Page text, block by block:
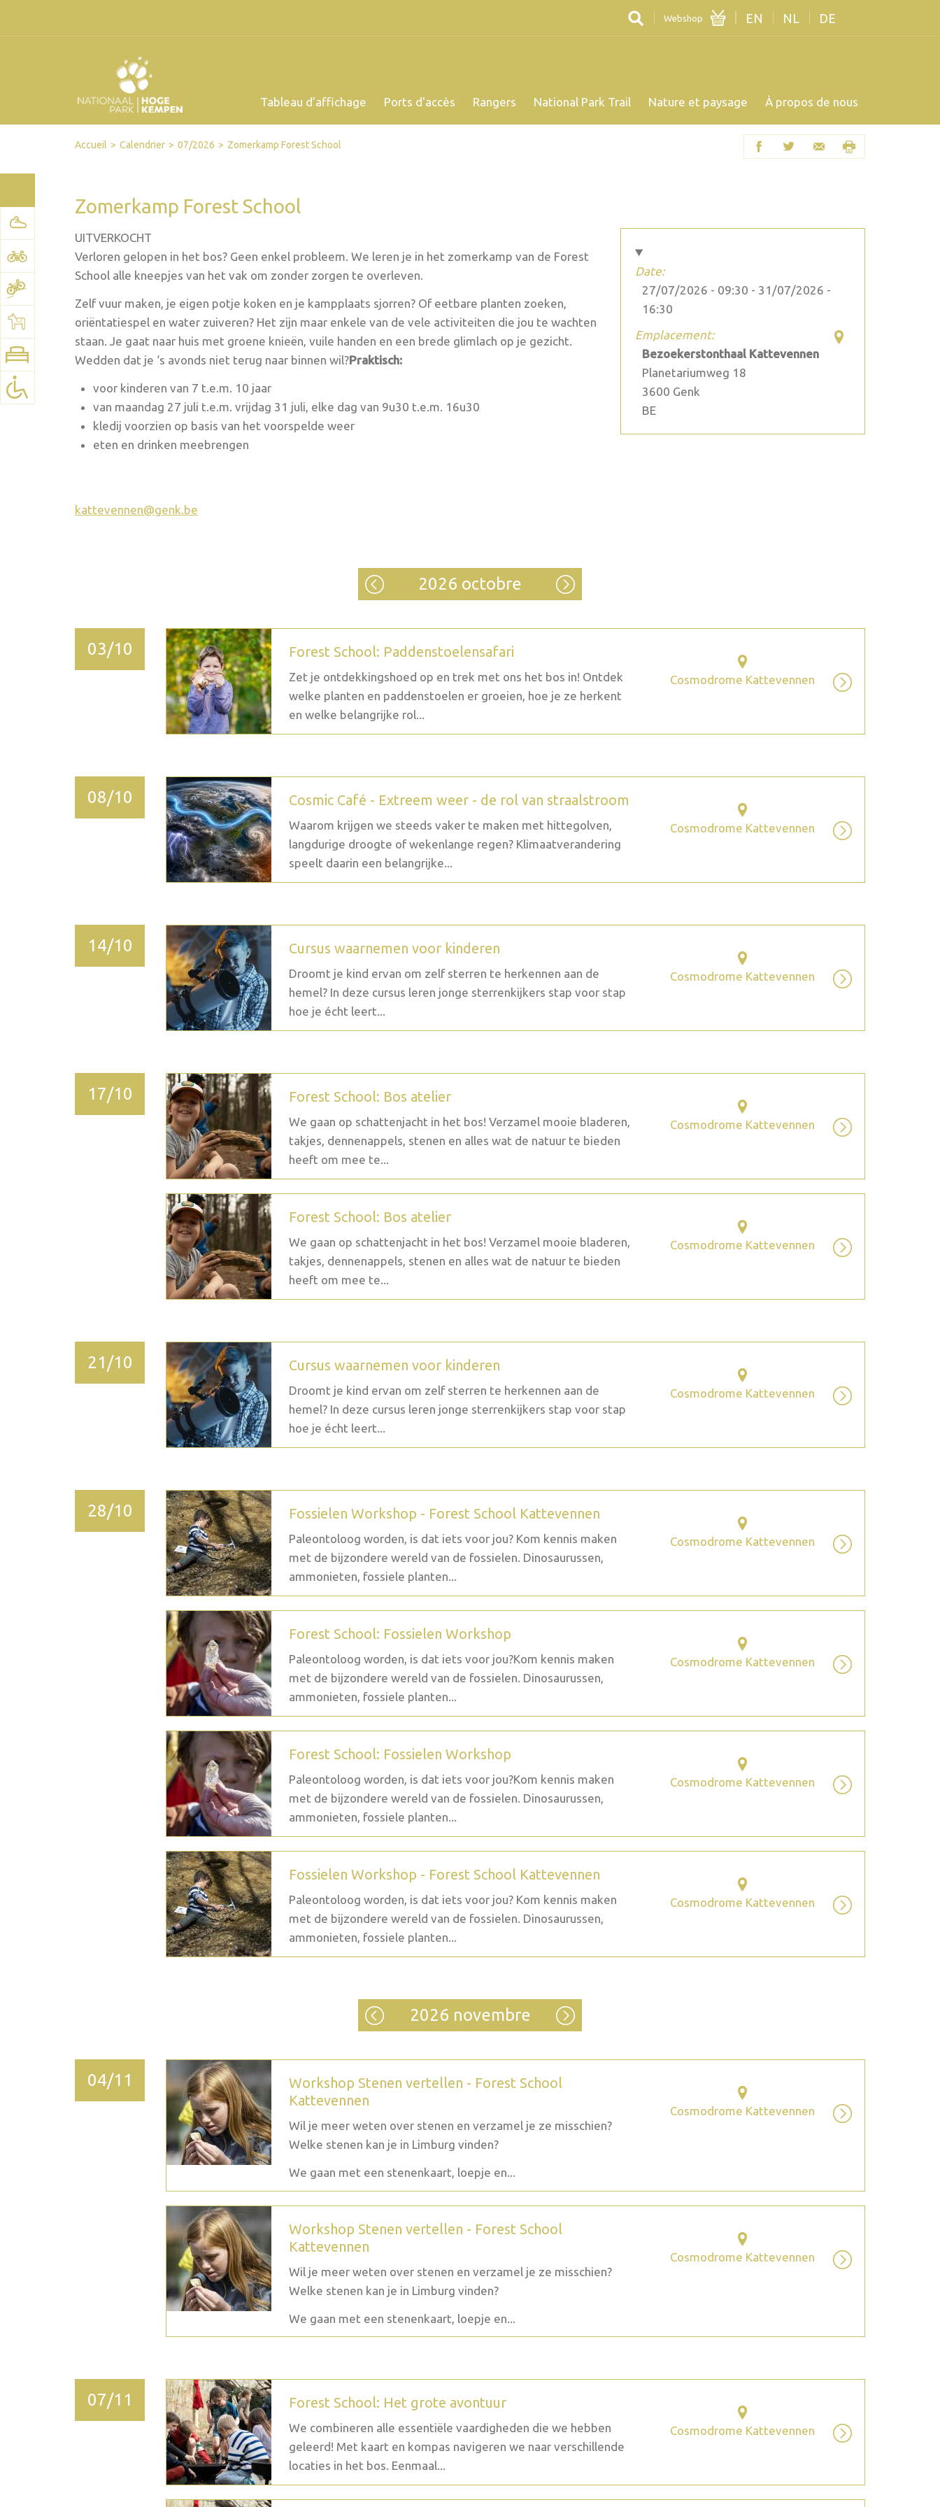
Webshop EN NL DE
Tableau d’affichage Ports d'accès Rangers National Park Trail Nature et paysage À propos de nous
Facebook
TwitterSend by email
Printer-friendly version
Accueil Calendrier 07/2026 Zomerkamp Forest School
Zomerkamp Forest School
Date:
27/07/2026 - 09:30 - 31/07/2026 -
16:30
Emplacement:
Voir la carte:
Google Maps
Bezoekerstonthaal Kattevennen
Planetariumweg 18
3600 Genk
BE
UITVERKOCHT
Verloren gelopen in het bos? Geen enkel probleem. We leren je in het zomerkamp van de Forest
School alle kneepjes van het vak om zonder zorgen te overleven.
Zelf vuur maken, je eigen potje koken en je kampplaats sjorren? Of eetbare planten zoeken,
oriëntatiespel en water zuiveren? Het zijn maar enkele van de vele activiteiten die jou te wachten
staan. Je gaat naar huis met groene knieën, vuile handen en een brede glimlach op je gezicht.
Wedden dat je ‘s avonds niet terug naar binnen wil?Praktisch:
voor kinderen van 7 t.e.m. 10 jaar
van maandag 27 juli t.e.m. vrijdag 31 juli, elke dag van 9u30 t.e.m. 16u30
kledij voorzien op basis van het voorspelde weer
eten en drinken meebrengen
kattevennen@genk.be
2026 octobre
03/10 Forest School: Paddenstoelensafari
Zet je ontdekkingshoed op en trek met ons het bos in! Ontdek
welke planten en paddenstoelen er groeien, hoe je ze herkent
en welke belangrijke rol...
Cosmodrome Kattevennen
08/10 Cosmic Café - Extreem weer - de rol van straalstroom
Waarom krijgen we steeds vaker te maken met hittegolven,
langdurige droogte of wekenlange regen? Klimaatverandering
speelt daarin een belangrijke...
Cosmodrome Kattevennen
14/10 Cursus waarnemen voor kinderen
Droomt je kind ervan om zelf sterren te herkennen aan de
hemel? In deze cursus leren jonge sterrenkijkers stap voor stap
hoe je écht leert...
Cosmodrome Kattevennen
17/10 Forest School: Bos atelier
We gaan op schattenjacht in het bos! Verzamel mooie bladeren,
takjes, dennenappels, stenen en alles wat de natuur te bieden
heeft om mee te...
Cosmodrome Kattevennen
Forest School: Bos atelier
We gaan op schattenjacht in het bos! Verzamel mooie bladeren,
takjes, dennenappels, stenen en alles wat de natuur te bieden
heeft om mee te...
Cosmodrome Kattevennen
21/10 Cursus waarnemen voor kinderen
Droomt je kind ervan om zelf sterren te herkennen aan de
hemel? In deze cursus leren jonge sterrenkijkers stap voor stap
hoe je écht leert...
Cosmodrome Kattevennen
28/10 Fossielen Workshop - Forest School Kattevennen
Paleontoloog worden, is dat iets voor jou? Kom kennis maken
met de bijzondere wereld van de fossielen. Dinosaurussen,
ammonieten, fossiele planten...
Cosmodrome Kattevennen
Forest School: Fossielen Workshop
Paleontoloog worden, is dat iets voor jou?Kom kennis maken
met de bijzondere wereld van de fossielen. Dinosaurussen,
ammonieten, fossiele planten...
Cosmodrome Kattevennen
Forest School: Fossielen Workshop
Paleontoloog worden, is dat iets voor jou?Kom kennis maken
met de bijzondere wereld van de fossielen. Dinosaurussen,
ammonieten, fossiele planten...
Cosmodrome Kattevennen
Fossielen Workshop - Forest School Kattevennen
Paleontoloog worden, is dat iets voor jou? Kom kennis maken
met de bijzondere wereld van de fossielen. Dinosaurussen,
ammonieten, fossiele planten...
Cosmodrome Kattevennen
2026 novembre
04/11
Workshop Stenen vertellen - Forest School
Kattevennen
Wil je meer weten over stenen en verzamel je ze misschien?
Welke stenen kan je in Limburg vinden?
We gaan met een stenenkaart, loepje en...
Cosmodrome Kattevennen
Workshop Stenen vertellen - Forest School
Kattevennen
Wil je meer weten over stenen en verzamel je ze misschien?
Welke stenen kan je in Limburg vinden?
We gaan met een stenenkaart, loepje en...
Cosmodrome Kattevennen
07/11 Forest School: Het grote avontuur
We combineren alle essentiële vaardigheden die we hebben
geleerd! Met kaart en kompas navigeren we naar verschillende
locaties in het bos. Eenmaal...
Cosmodrome Kattevennen